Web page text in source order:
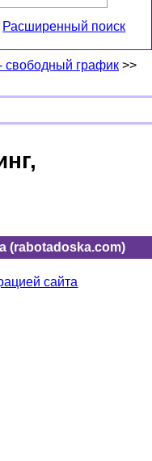
Расширенный поиск
свободный график >>
(rabotadoska.com)
сайта